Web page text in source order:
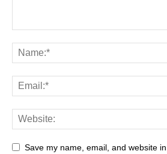
Save my name, email, and website